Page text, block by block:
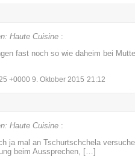
Haute Cuisine :
fast noch so wie daheim bei
+0000 9. Oktober 2015 21:12
Haute Cuisine :
ja mal an Tschurtschchela
beim Aussprechen, […]